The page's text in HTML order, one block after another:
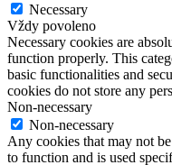
Necessary
Vždy povoleno
Necessary cookies are
function properly. This
basic functionalities and
cookies do not store any
Non-necessary
Non-necessary
Any cookies that may not
to function and is used